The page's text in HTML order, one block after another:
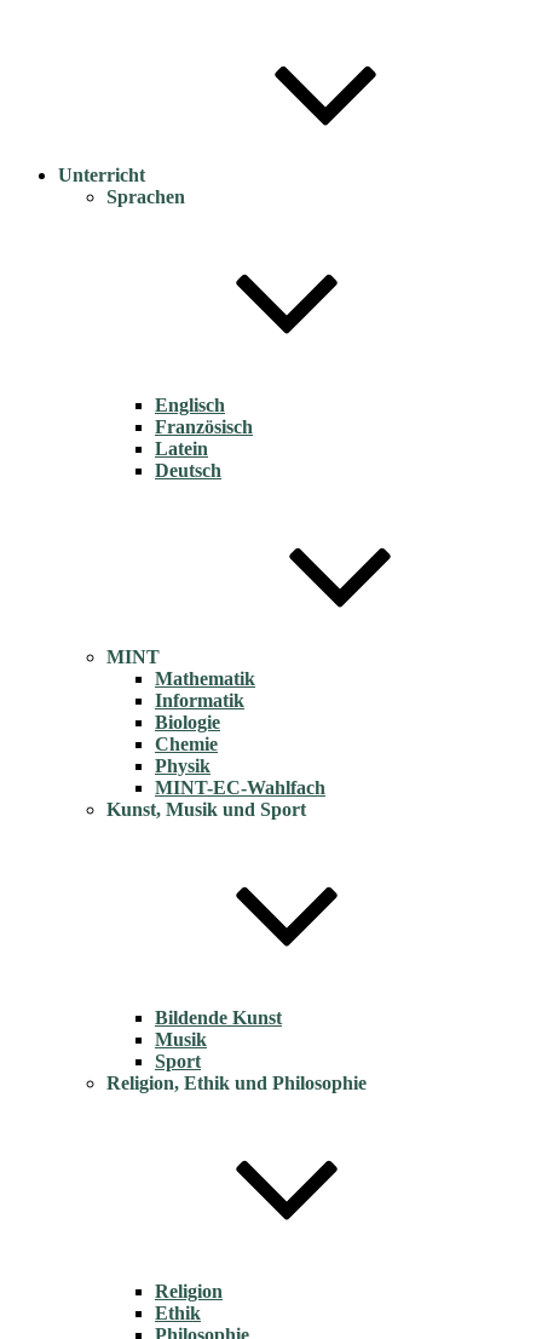
Unterricht
Sprachen
Englisch
Französisch
Latein
Deutsch
MINT
Mathematik
Informatik
Biologie
Chemie
Physik
MINT-EC-Wahlfach
Kunst, Musik und Sport
Bildende Kunst
Musik
Sport
Religion, Ethik und Philosophie
Religion
Ethik
Philosophie